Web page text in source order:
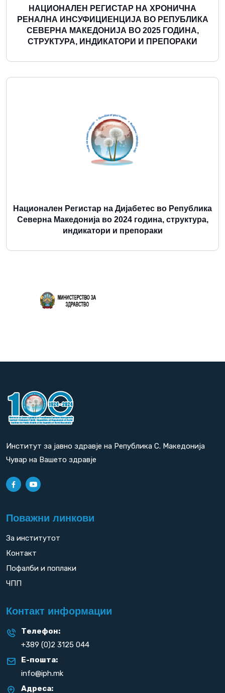
НАЦИОНАЛЕН РЕГИСТАР НА ХРОНИЧНА
РЕНАЛНА ИНСУФИЦИЕНЦИЈА ВО РЕПУБЛИКА
СЕВЕРНА МАКЕДОНИЈА ВО 2025 ГОДИНА,
СТРУКТУРА, ИНДИКАТОРИ И ПРЕПОРАКИ
Повеќе
Национален Регистар на Дијабетес во Република
Северна Македонија во 2024 година, структура,
индикатори и препораки
Институт за јавно здравје на Република С. Македонија
Чувар на Вашето здравје
Поважни линкови
За институтот
Контакт
Пофалби и поплаки
ЧПП
Контакт информации
Телефон:
+389 (0)2 3125 044
Е-пошта:
info@iph.mk
Адреса: